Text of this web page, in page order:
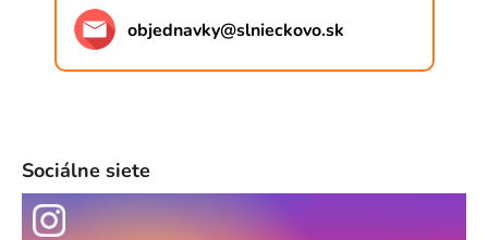
objednavky@slnieckovo.sk
Sociálne siete